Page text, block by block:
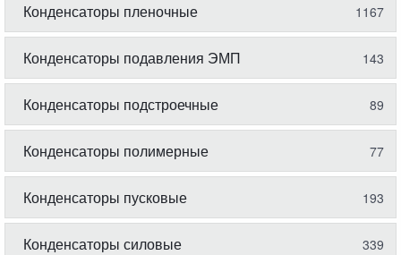
Конденсаторы пленочные 1167
Конденсаторы подавления ЭМП 143
Конденсаторы подстроечные 89
Конденсаторы полимерные 77
Конденсаторы пусковые 193
Конденсаторы силовые 339